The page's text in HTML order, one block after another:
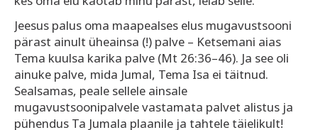
Jeesus palus oma maapealses elus mugavustsooni
pärast ainult üheainsa (!) palve – Ketsemani aias
Tema kuulsa karika palve (Mt 26:36–46). Ja see oli
ainuke palve, mida Jumal, Tema Isa ei täitnud.
Sealsamas, peale sellele ainsale
mugavustsoonipalvele vastamata palvet alistus ja
pühendus Ta Jumala plaanile ja tahtele täielikult!